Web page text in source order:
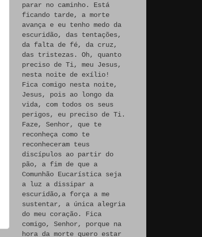
parar no caminho. Está
ficando tarde, a morte
avança e eu tenho medo da
escuridão, das tentações,
da falta de fé, da cruz,
das tristezas. Oh, quanto
preciso de Ti, meu Jesus,
nesta noite de exílio!
Fica comigo nesta noite,
Jesus, pois ao longo da
vida, com todos os seus
perigos, eu preciso de Ti.
Faze, Senhor, que te
reconheça como te
reconheceram teus
discípulos ao partir do
pão, a fim de que a
Comunhão Eucarística seja
a luz a dissipar a
escuridão,a força a me
sustentar, a única alegria
do meu coração. Fica
comigo, Senhor, porque na
hora da morte quero estar